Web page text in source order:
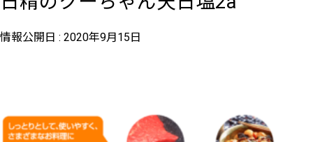
情報公開日 : 2020年9月15日